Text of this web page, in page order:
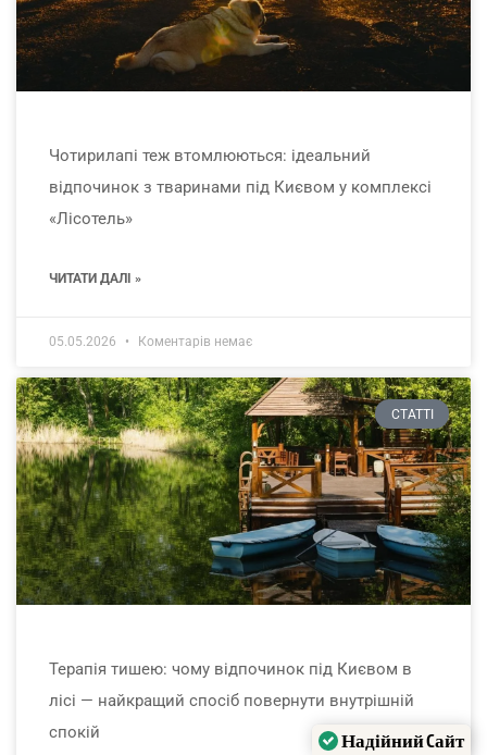
Чотирилапі теж втомлюються: ідеальний
відпочинок з тваринами під Києвом у комплексі
«Лісотель»
ЧИТАТИ ДАЛІ »
05.05.2026 Коментарів немає
СТАТТІ
Терапія тишею: чому відпочинок під Києвом в
лісі — найкращий спосіб повернути внутрішній
спокій
Надійний Cайт